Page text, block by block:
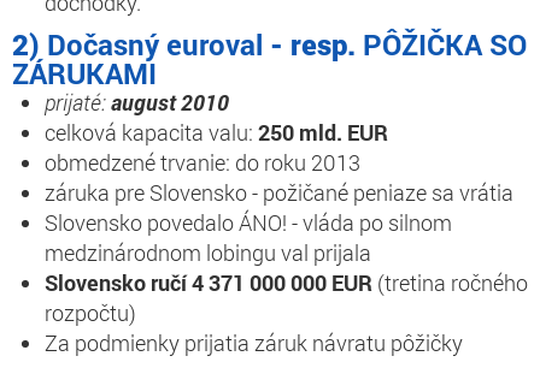
2) Dočasný euroval - resp. PÔŽIČKA SO
ZÁRUKAMI
prijaté:august 2010
celková kapacita valu: 250 mld. EUR
obmedzené trvanie: do roku 2013
záruka pre Slovensko - požičané peniaze sa vrátia
Slovensko povedalo ÁNO! - vláda po silnom
medzinárodnom lobingu val prijala
Slovensko ručí 4 371 000 000 EUR (tretina ročného
rozpočtu)
Za podmienky prijatia záruk návratu pôžičky